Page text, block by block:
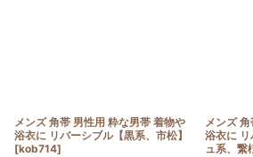
メンズ 角帯 男性用 粋な男帯 着物や
浴衣に リバーシブル【黒系、市松】
[kob714]
メンズ
浴衣に
ュ系、繋